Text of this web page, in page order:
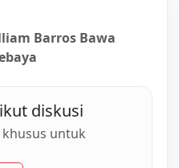
Barros Bawa
diskusi
untuk